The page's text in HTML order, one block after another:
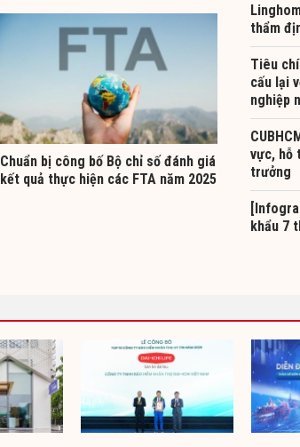
Chuẩn bị công bố Bộ chỉ số đánh giá
kết quả thực hiện các FTA năm 2025
thẩm
Tiêu
cấu lại
nghiệp
vực, hỗ
trưởng
khẩu 7